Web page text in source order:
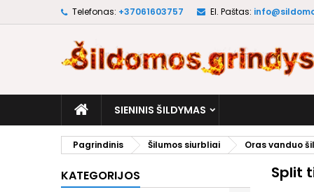
Telefonas: +37061603757 El. Paštas:
SIENINIS ŠILDYMAS
Pagrindinis Šilumos siurbliai Oras vanduo
KATEGORIJOS Split